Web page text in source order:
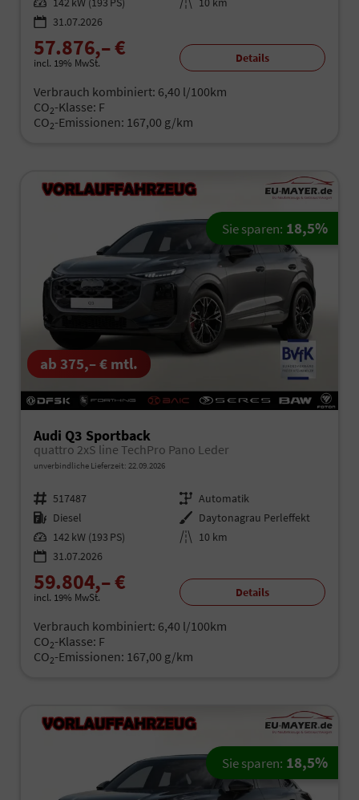
31.07.2026
57.876,– €
incl. 19% MwSt. Details
Verbrauch kombiniert: 6,40 l/100km
CO2-Klasse: F
CO2-Emissionen: 167,00 g/km
ab 375,– € mtl.
Audi Q3 Sportback
quattro 2xS line TechPro Pano Leder
unverbindliche Lieferzeit: 22.09.2026
Fahrzeugnr. 517487 Getriebe Automatik
Kraftstoff Diesel Außenfarbe Daytonagrau Perleffekt
Leistung 142 kW (193 PS) Kilometerstand 10 km
31.07.2026
59.804,– €
incl. 19% MwSt.
Sie sparen: 18,5%
Details
Verbrauch kombiniert: 6,40 l/100km
CO2-Klasse: F
CO2-Emissionen: 167,00 g/km
Sie sparen: 18,5%